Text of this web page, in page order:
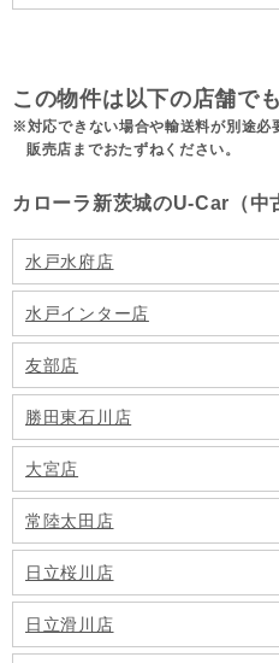
この物件は以下の店舗で
対応できない場合や輸送料が別途
販売店までおたずねください。
カローラ新茨城のU-Car（中
水戸水府店
水戸インター店
友部店
勝田東石川店
大宮店
常陸太田店
日立桜川店
日立滑川店